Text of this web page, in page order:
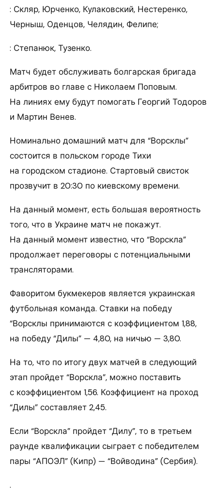
: Скляр, Юрченко, Кулаковский, Нестеренко,
Черныш, Оденцов, Челядин, Фелипе;
: Степанюк, Тузенко.
Матч будет обслуживать болгарская бригада
арбитров во главе с Николаем Поповым.
На линиях ему будут помогать Георгий Тодоров
и Мартин Венев.
Номинально домашний матч для “Ворсклы”
состоится в польском городе Тихи
на городском стадионе. Стартовый свисток
прозвучит в 20:30 по киевскому времени.
На данный момент, есть большая вероятность
того, что в Украине матч не покажут.
На данный момент известно, что “Ворскла”
продолжает переговоры с потенциальными
трансляторами.
Фаворитом букмекеров является украинская
футбольная команда. Ставки на победу
“Ворсклы принимаются с коэффициентом 1,88,
на победу “Дилы” — 4,80, на ничью — 3,80.
На то, что по итогу двух матчей в следующий
этап пройдет “Ворскла”, можно поставить
с коэффициентом 1,56. Коэффициент на проход
“Дилы” составляет 2,45.
Если “Ворскла” пройдет “Дилу”, то в третьем
раунде квалификации сыграет с победителем
пары “АПОЭЛ” (Кипр) — “Войводина” (Сербия).
.